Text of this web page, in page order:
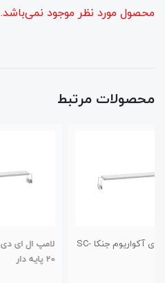
محصول مورد نظر موجود نمی‌باشد.
محصولات مرتبط
لامپ ال ای دی آکواریوم جنکا SC-